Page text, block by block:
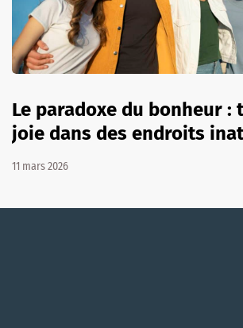
Le paradoxe du bonheur :
joie dans des endroits
11 mars 2026